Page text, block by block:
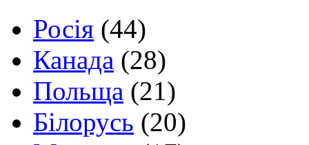
Росія (44)
Канада (28)
Польща (21)
Білорусь (20)